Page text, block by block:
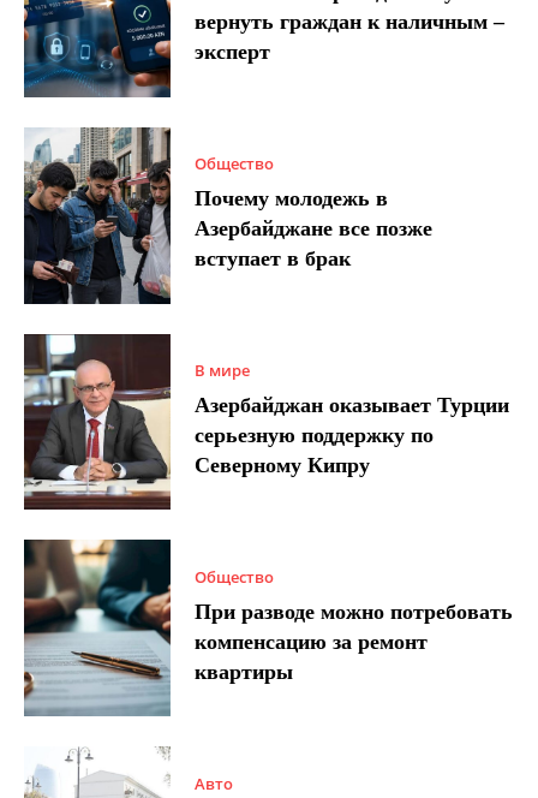
вернуть граждан к наличным –
эксперт
Общество
Почему молодежь в
Азербайджане все позже
вступает в брак
В мире
Азербайджан оказывает Турции
серьезную поддержку по
Северному Кипру
Общество
При разводе можно потребовать
компенсацию за ремонт
квартиры
Авто